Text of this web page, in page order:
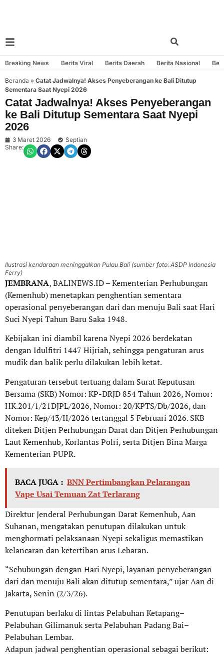
Breaking News Berita Viral Berita Daerah Berita Nasional
Beranda » Catat Jadwalnya! Akses Penyeberangan ke Bali Ditutup
Sementara Saat Nyepi 2026
Catat Jadwalnya! Akses Penyeberangan
ke Bali Ditutup Sementara Saat Nyepi
2026
3 Maret 2026
Septian
Share:
Ilustrasi kendaraan meninggalkan Pulau Bali (sumber foto: ASDP Indonesia
Ferry)
JEMBRANA, BALINEWS.ID – Kementerian Perhubungan
(Kemenhub) menetapkan penghentian sementara
operasional penyeberangan dari dan menuju Bali saat Hari
Suci Nyepi Tahun Baru Saka 1948.
Kebijakan ini diambil karena Nyepi 2026 berdekatan
dengan Idulfitri 1447 Hijriah, sehingga pengaturan arus
mudik dan balik perlu dilakukan lebih ketat.
Pengaturan tersebut tertuang dalam Surat Keputusan
Bersama (SKB) Nomor: KP-DRJD 854 Tahun 2026, Nomor:
HK.201/1/21DJPL/2026, Nomor: 20/KPTS/Db/2026, dan
Nomor: Kep/43/II/2026 tertanggal 5 Februari 2026. SKB
diteken Ditjen Perhubungan Darat dan Ditjen Perhubungan
Laut Kemenhub, Korlantas Polri, serta Ditjen Bina Marga
Kementerian PUPR.
BACA JUGA : BNN Pertimbangkan Pelarangan
Vape Usai Temuan Zat Terlarang
Direktur Jenderal Perhubungan Darat Kemenhub, Aan
Suhanan, mengatakan penutupan dilakukan untuk
menghormati pelaksanaan Nyepi sekaligus memastikan
kelancaran dan ketertiban arus Lebaran.
“Sehubungan dengan Hari Nyepi, layanan penyeberangan
dari dan menuju Bali akan ditutup sementara,” ujar Aan di
Jakarta, Senin (2/3/26).
Penutupan berlaku di lintas Pelabuhan Ketapang–
Pelabuhan Gilimanuk serta Pelabuhan Padang Bai–
Pelabuhan Lembar.
Adapun jadwal penghentian operasional sebagai berikut: